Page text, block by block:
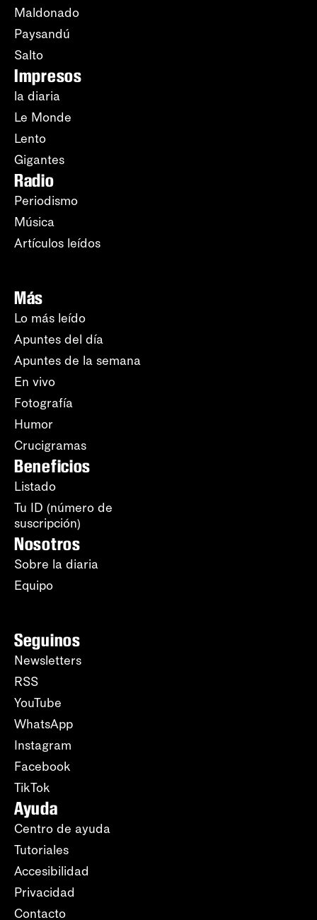
Maldonado
Paysandú
Salto
Impresos
la diaria
Le Monde
Lento
Gigantes
Radio
Periodismo
Música
Artículos leídos
Más
Lo más leído
Apuntes del día
Apuntes de la semana
En vivo
Fotografía
Humor
Crucigramas
Beneficios
Listado
Tu ID (número de
suscripción)
Nosotros
Sobre la diaria
Equipo
Seguinos
Newsletters
RSS
YouTube
WhatsApp
Instagram
Facebook
TikTok
Ayuda
Centro de ayuda
Tutoriales
Accesibilidad
Privacidad
Contacto